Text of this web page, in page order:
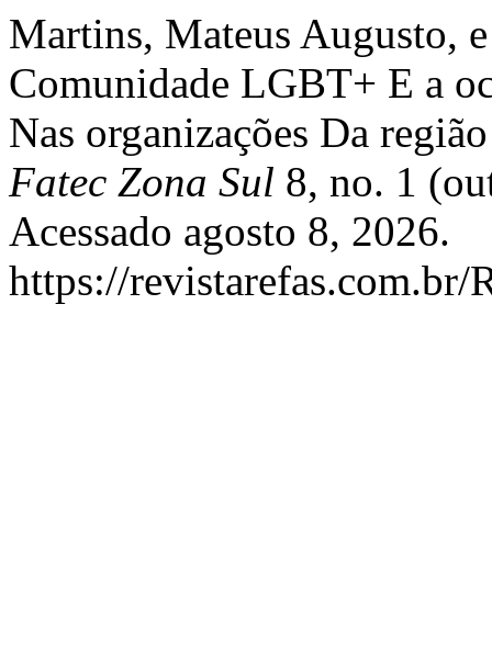
Martins, Mateus Augusto,
Comunidade LGBT+ E a
Nas organizações Da
Fatec Zona Sul 8, no. 1
Acessado agosto 8, 2026.
https://